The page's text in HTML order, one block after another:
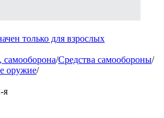
только для взрослых
самооборона/Средства самообороны/
оружие/
я